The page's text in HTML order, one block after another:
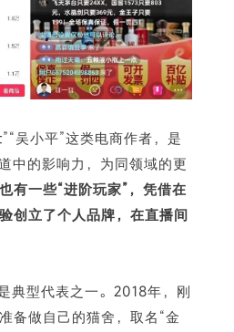
吴小平”这类电商作者，是
中的影响力，为同领域的更
也有一些“进阶玩家”，凭借在
创立了个人品牌，在直播间
典型代表之一。2018年，刚
备做自己的猫舍，取名“金